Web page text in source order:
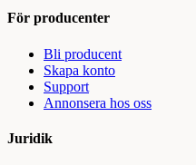
För producenter
Bli producent
Skapa konto
Support
Annonsera hos oss
Juridik